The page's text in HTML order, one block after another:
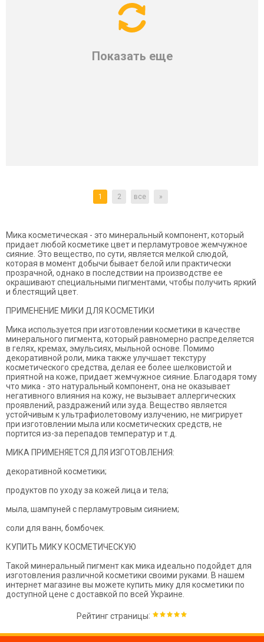
Показать еще
1 2 все »
Мика косметическая - это минеральный компонент, который
придает любой косметике цвет и перламутровое жемчужное
сияние. Это вещество, по сути, является мелкой слюдой,
которая в момент добычи бывает белой или практически
прозрачной, однако в последствии на производстве ее
окрашивают специальными пигментами, чтобы получить яркий
и блестящий цвет.
ПРИМЕНЕНИЕ МИКИ ДЛЯ КОСМЕТИКИ
Мика используется при изготовлении косметики в качестве
минерального пигмента, который равномерно распределяется
в гелях, кремах, эмульсиях, мыльной основе. Помимо
декоративной роли, мика также улучшает текстуру
косметического средства, делая ее более шелковистой и
приятной на коже, придает жемчужное сияние. Благодаря тому
что мика - это натуральный компонент, она не оказывает
негативного влияния на кожу, не вызывает аллергических
проявлений, раздражений или зуда. Вещество является
устойчивым к ультрафиолетовому излучению, не мигрирует
при изготовлении мыла или косметических средств, не
портится из-за перепадов температур и т.д.
МИКА ПРИМЕНЯЕТСЯ ДЛЯ ИЗГОТОВЛЕНИЯ:
декоративной косметики;
продуктов по уходу за кожей лица и тела;
мыла, шампуней с перламутровым сиянием;
соли для ванн, бомбочек.
КУПИТЬ МИКУ КОСМЕТИЧЕСКУЮ
Такой минеральный пигмент как мика идеально подойдет для
изготовления различной косметики своими руками. В нашем
интернет магазине вы можете купить мику для косметики по
доступной цене с доставкой по всей Украине.
Рейтинг страницы: